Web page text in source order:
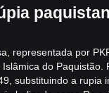
BTC foi de
sobre Bitcoin
token Bitcoin
representada por
do Paquistão.
substituindo a rupia